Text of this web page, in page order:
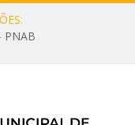
PNAB